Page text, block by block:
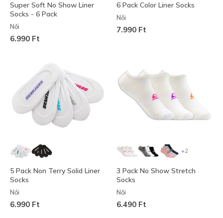
Super Soft No Show Liner
Socks - 6 Pack
Női
6.990 Ft
6 Pack Color Liner Socks
Női
7.990 Ft
5 Pack Non Terry Solid Liner
Socks
Női
6.990 Ft
+2
3 Pack No Show Stretch
Socks
Női
6.490 Ft